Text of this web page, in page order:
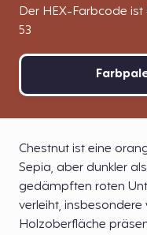
Der HEX-Farbcode ist
53
Chestnut ist eine
Sepia, aber dunkler
gedämpften roten
verleiht,
Holzoberfläche